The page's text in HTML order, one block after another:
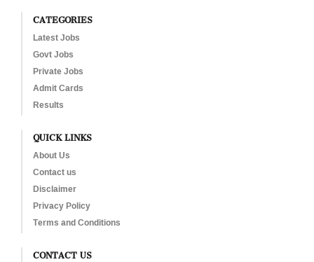
CATEGORIES
Latest Jobs
Govt Jobs
Private Jobs
Admit Cards
Results
QUICK LINKS
About Us
Contact us
Disclaimer
Privacy Policy
Terms and Conditions
CONTACT US